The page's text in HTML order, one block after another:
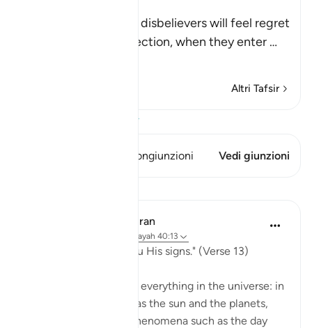
Allah tells us that the disbelievers will feel regret
on the Day of Resurrection, when they enter …
Altri Tafsir
Questo versetto ha 1 Congiunzioni Vedi giunzioni
In the Shade of the Quran
ayah 40:13
"He it is who shows you His signs." (Verse 13)
God's signs are seen in everything in the universe: in
the great bodies such as the sun and the planets,
and also in the great phenomena such as the day